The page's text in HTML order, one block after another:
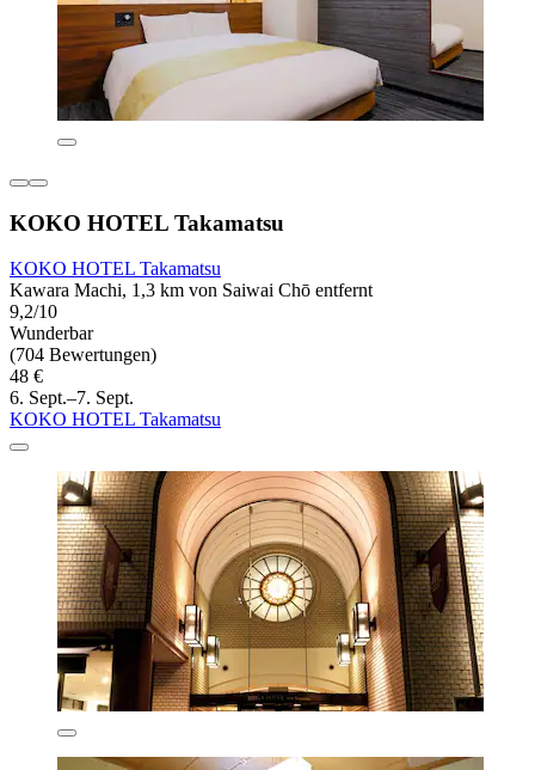
KOKO HOTEL Takamatsu
KOKO HOTEL Takamatsu
Kawara Machi, 1,3 km von Saiwai Chō entfernt
9,2/10
Wunderbar
(704 Bewertungen)
48 €
6. Sept.–7. Sept.
KOKO HOTEL Takamatsu